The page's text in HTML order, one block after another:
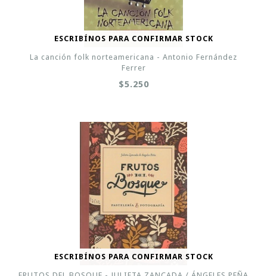
ESCRIBÍNOS PARA CONFIRMAR STOCK
La canción folk norteamericana - Antonio Fernández
Ferrer
$5.250
ESCRIBÍNOS PARA CONFIRMAR STOCK